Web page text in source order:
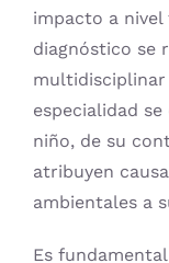
impacto a nivel
diagnóstico se
multidisciplinar
especialidad
niño, de su
atribuyen
ambientales a
Es